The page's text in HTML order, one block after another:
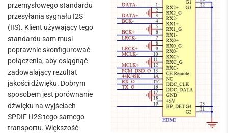
przemysłowego standardu
przesyłania sygnału I2S
(IIS). Klient używający tego
standardu sam musi
poprawnie skonfigurować
połączenia, aby osiągnąć
zadowalający rezultat
jakości dźwięku. Dobrym
sposobem jest porównanie
dźwięku na wyjściach
SPDIF i I2S tego samego
transportu. Większość